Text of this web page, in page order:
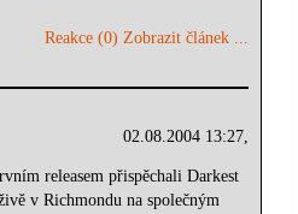
Reakce (0) Zobrazit článek ...
02.08.2004 13:27,
releasem přispěchali Darkest
v Richmondu na společným